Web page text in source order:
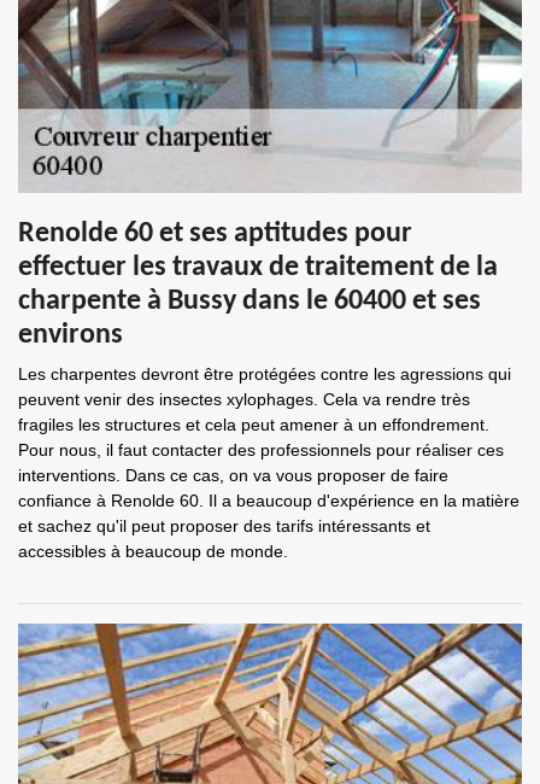
Renolde 60 et ses aptitudes pour
effectuer les travaux de traitement de la
charpente à Bussy dans le 60400 et ses
environs
Les charpentes devront être protégées contre les agressions qui
peuvent venir des insectes xylophages. Cela va rendre très
fragiles les structures et cela peut amener à un effondrement.
Pour nous, il faut contacter des professionnels pour réaliser ces
interventions. Dans ce cas, on va vous proposer de faire
confiance à Renolde 60. Il a beaucoup d'expérience en la matière
et sachez qu'il peut proposer des tarifs intéressants et
accessibles à beaucoup de monde.